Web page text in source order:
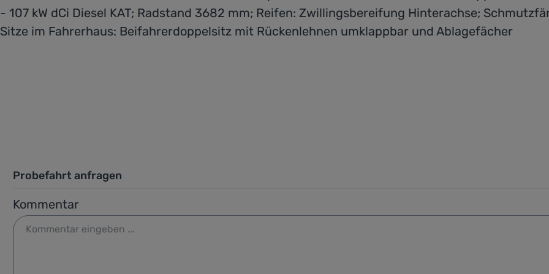
- 107 kW dCi Diesel KAT; Radstand 3682 mm; Reifen: Zwillingsbereifung Hinterachse;
Sitze im Fahrerhaus: Beifahrerdoppelsitz mit Rückenlehnen umklappbar und Ablagefächer
Probefahrt anfragen
Kommentar